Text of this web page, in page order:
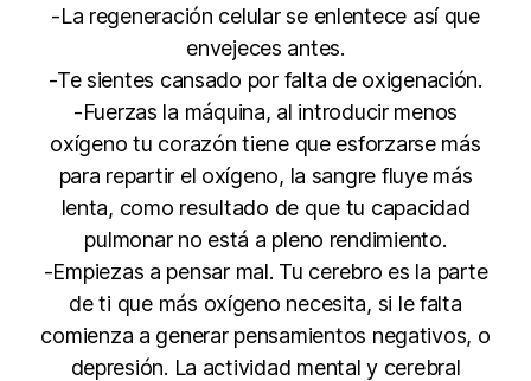
-La regeneración celular se enlentece así que
envejeces antes.
-Te sientes cansado por falta de oxigenación.
-Fuerzas la máquina, al introducir menos
oxígeno tu corazón tiene que esforzarse más
para repartir el oxígeno, la sangre fluye más
lenta, como resultado de que tu capacidad
pulmonar no está a pleno rendimiento.
-Empiezas a pensar mal. Tu cerebro es la parte
de ti que más oxígeno necesita, si le falta
comienza a generar pensamientos negativos, o
depresión. La actividad mental y cerebral